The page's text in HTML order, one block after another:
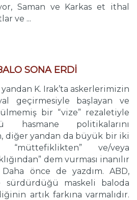
Saman ve Karkas et ithal
ve ...
SONA ERDİ
K. Irak’ta askerlerimizin
geçirmesiyle başlayan ve
bir “vize” rezaletiyle
hasmane politikalarını
diğer yandan da büyük bir iki
“müttefiklikten” ve/veya
dem vurması inanılır
önce de yazdım. ABD,
sürdürdüğü maskeli baloda
artık farkına varmalıdır.